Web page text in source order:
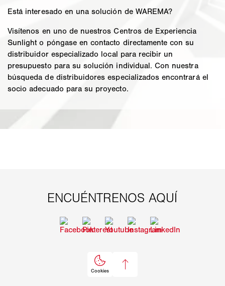
Está interesado en una solución de WAREMA?
Visítenos en uno de nuestros Centros de Experiencia
Sunlight o póngase en contacto directamente con su
distribuidor especializado local para recibir un
presupuesto para su solución individual. Con nuestra
búsqueda de distribuidores especializados encontrará el
socio adecuado para su proyecto.